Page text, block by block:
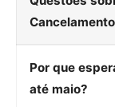
Cancelamento
Por que
até maio?